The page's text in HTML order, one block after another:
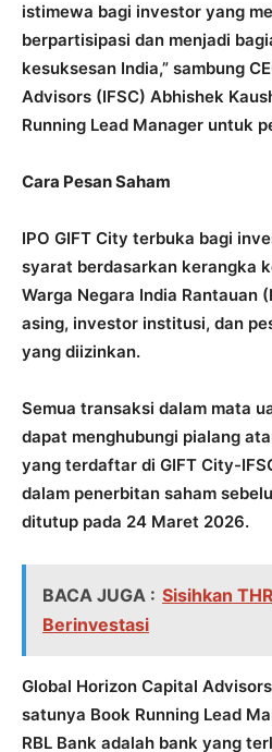
istimewa bagi investor yang
berpartisipasi dan menjadi
kesuksesan India,” sambung
Advisors (IFSC) Abhishek
Running Lead Manager untuk
Cara Pesan Saham
IPO GIFT City terbuka bagi
syarat berdasarkan kerangka
Warga Negara India Rantauan
asing, investor institusi, dan
yang diizinkan.
Semua transaksi dalam mata
dapat menghubungi pialang
yang terdaftar di GIFT City-
dalam penerbitan saham
ditutup pada 24 Maret 2026.
BACA JUGA : Sisihkan
Berinvestasi
Global Horizon Capital
satunya Book Running Lead
RBL Bank adalah bank yang